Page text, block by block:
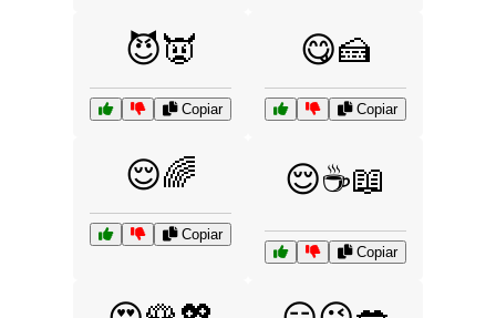
😈👿
Copiar
😋🍰
Copiar
😌🌈
Copiar
😌☕📖
Copiar